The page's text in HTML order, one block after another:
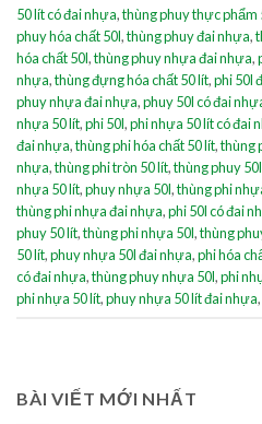
50 lít có đai nhựa,thùng phuy thực phẩm
phuy hóa chất 50l,thùng phuy đai nhựa,
hóa chất 50l,thùng phuy nhựa đai nhựa,
nhựa,thùng đựng hóa chất 50 lít,phi 50l
phuy nhựa đai nhựa,phuy 50l có đai
nhựa 50 lít,phi 50l,phi nhựa 50 lít có đai
đai nhựa,thùng phi hóa chất 50 lít,thùng
nhựa,thùng phi tròn 50 lít,thùng phuy 50l
nhựa 50 lít,phuy nhựa 50l,thùng phi
thùng phi nhựa đai nhựa,phi 50l có đai
phuy 50 lít,thùng phi nhựa 50l,thùng
50 lít,phuy nhựa 50l đai nhựa,phi hóa
có đai nhựa,thùng phuy nhựa 50l,phi
phi nhựa 50 lít,phuy nhựa 50 lít đai nhựa,
BÀI VIẾT MỚI NHẤT